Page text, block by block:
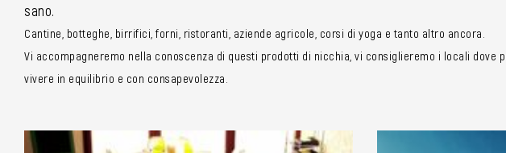
sano.
Cantine, botteghe, birrifici, forni, ristoranti, aziende agricole, corsi di yoga e tanto altro ancora.
Vi accompagneremo nella conoscenza di questi prodotti di nicchia, vi consiglieremo i locali
vivere in equilibrio e con consapevolezza.